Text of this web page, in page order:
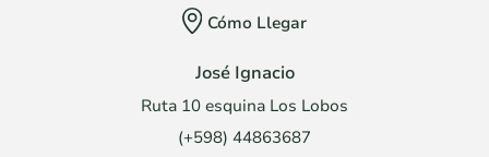
Cómo Llegar
José Ignacio
Ruta 10 esquina Los Lobos
(+598) 44863687